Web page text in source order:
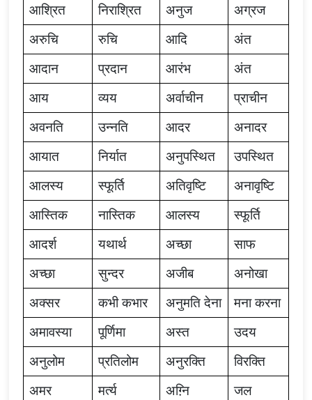
आश्रित
निराश्रित अनुज
अग्रज
अरुचि
रुचि आदि
अंत
आदान
प्रदान आरंभ
अंत
आय
व्यय अर्वाचीन
प्राचीन
अवनति
उन्नति आदर
अनादर
आयात
निर्यात अनुपस्थित
उपस्थित
आलस्य
स्फूर्ति अतिवृष्टि
अनावृष्टि
आस्तिक
नास्तिक आलस्य
स्फूर्ति
आदर्श
यथार्थ अच्छा
साफ
अच्छा
सुन्दर अजीब
अनोखा
अक्सर
कभी कभार अनुमति देना मना करना
अमावस्या
पूर्णिमा अस्त
उदय
अनुलोम
प्रतिलोम अनुरक्ति
विरक्ति
अमर
मर्त्य अग़्नि
जल